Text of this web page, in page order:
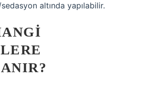
altında yapılabilir.